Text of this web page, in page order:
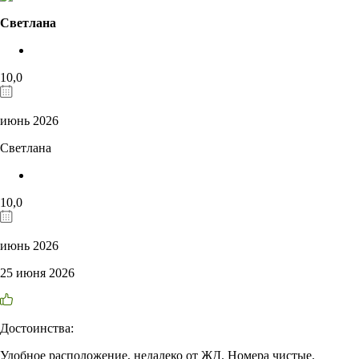
Светлана
10,0
июнь 2026
Светлана
10,0
июнь 2026
25 июня 2026
Достоинства:
Удобное расположение, недалеко от ЖД. Номера чистые.